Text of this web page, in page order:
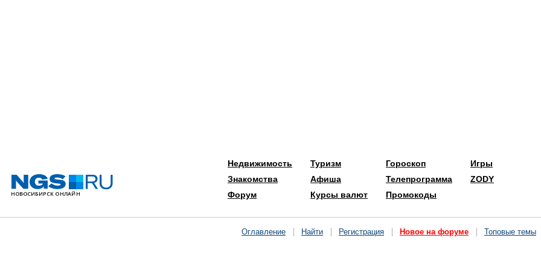
Недвижимость
Знакомства
Форум
Туризм
Афиша
Курсы валют
Гороскоп
Телепрограмма
Промокоды
Игры
ZODY
Оглавление Найти Регистрация Новое на форуме Топовые темы